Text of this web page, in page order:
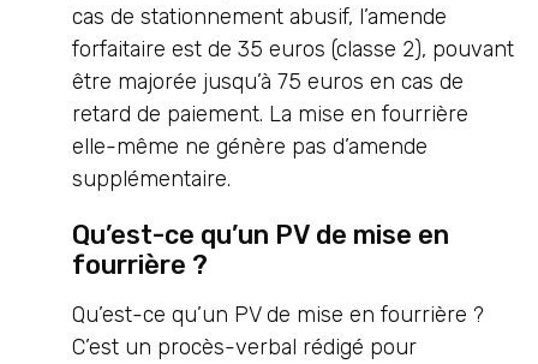
cas de stationnement abusif, l’amende
forfaitaire est de 35 euros (classe 2), pouvant
être majorée jusqu’à 75 euros en cas de
retard de paiement. La mise en fourrière
elle-même ne génère pas d’amende
supplémentaire.
Qu’est-ce qu’un PV de mise en
fourrière ?
Qu’est-ce qu’un PV de mise en fourrière ?
C’est un procès-verbal rédigé pour